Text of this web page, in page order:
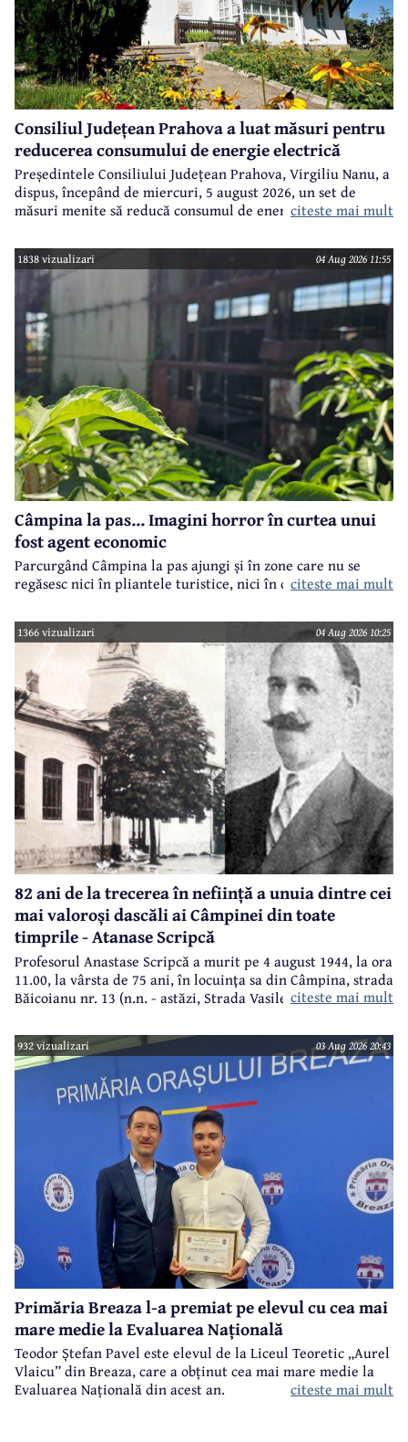
Consiliul Județean Prahova a luat măsuri pentru
reducerea consumului de energie electrică
Președintele Consiliului Județean Prahova, Virgiliu Nanu, a
dispus, începând de miercuri, 5 august 2026, un set de
măsuri menite să reducă consumul de energie electrică în
ca parte a unui demers mai amplu de utilizare responsabilă
a fondurilor publice.
citeste mai mult
1838 vizualizari 04 Aug 2026 11:55
Câmpina la pas... Imagini horror în curtea unui
fost agent economic
Parcurgând Câmpina la pas ajungi și în zone care nu se
regăsesc nici în pliantele turistice, nici în cele.. electorale.
citeste mai mult
1366 vizualizari 04 Aug 2026 10:25
82 ani de la trecerea în neființă a unuia dintre cei
mai valoroși dascăli ai Câmpinei din toate
timprile - Atanase Scripcă
Profesorul Anastase Scripcă a murit pe 4 august 1944, la ora
11.00, la vârsta de 75 ani, în locuinţa sa din Câmpina, strada
Băicoianu nr. 13 (n.n. - astăzi, Strada Vasile Alecsandri).
Ulterior, meşterul popular Nicolae Goage aşează aici, în
memoria sa şi a soţiei, Maria Scripcă, o troiţă din lemn
sculptat,care astăzi, din păcate, nu mai există.
citeste mai mult
932 vizualizari 03 Aug 2026 20:43
Primăria Breaza l-a premiat pe elevul cu cea mai
mare medie la Evaluarea Națională
Teodor Ștefan Pavel este elevul de la Liceul Teoretic „Aurel
Vlaicu” din Breaza, care a obținut cea mai mare medie la
Evaluarea Națională din acest an.
citeste mai mult